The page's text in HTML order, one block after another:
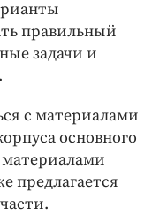
правильный
задачи и
с материалами
основного
предлагается